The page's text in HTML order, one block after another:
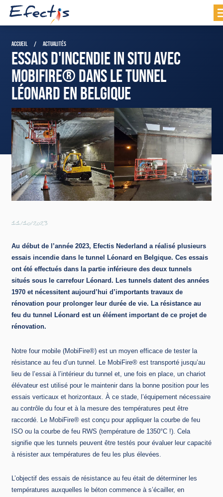
ACCUEIL ACTUALITÉS
ESSAIS D'INCENDIE IN SITU AVEC
MOBIFIRE® DANS LE TUNNEL
LÉONARD EN BELGIQUE
11/10/2023
Au début de l’année 2023, Efectis Nederland a réalisé plusieurs
essais incendie dans le tunnel Léonard en Belgique. Ces essais
ont été effectués dans la partie inférieure des deux tunnels
situés sous le carrefour Léonard. Les tunnels datent des années
1970 et nécessitent aujourd’hui d’importants travaux de
rénovation pour prolonger leur durée de vie. La résistance au
feu du tunnel Léonard est un élément important de ce projet de
rénovation.
Notre four mobile (MobiFire®) est un moyen efficace de tester la
résistance au feu d’un tunnel. Le MobiFire® est transporté jusqu’au
lieu de l’essai à l’intérieur du tunnel et, une fois en place, un chariot
élévateur est utilisé pour le maintenir dans la bonne position pour les
essais verticaux et horizontaux. À ce stade, l’équipement nécessaire
au contrôle du four et à la mesure des températures peut être
raccordé. Le MobiFire® est conçu pour appliquer la courbe de feu
ISO ou la courbe de feu RWS (température de 1350°C !). Cela
signifie que les tunnels peuvent être testés pour évaluer leur capacité
à résister aux températures de feu les plus élevées.
L’objectif des essais de résistance au feu était de déterminer les
températures auxquelles le béton commence à s’écailler, en